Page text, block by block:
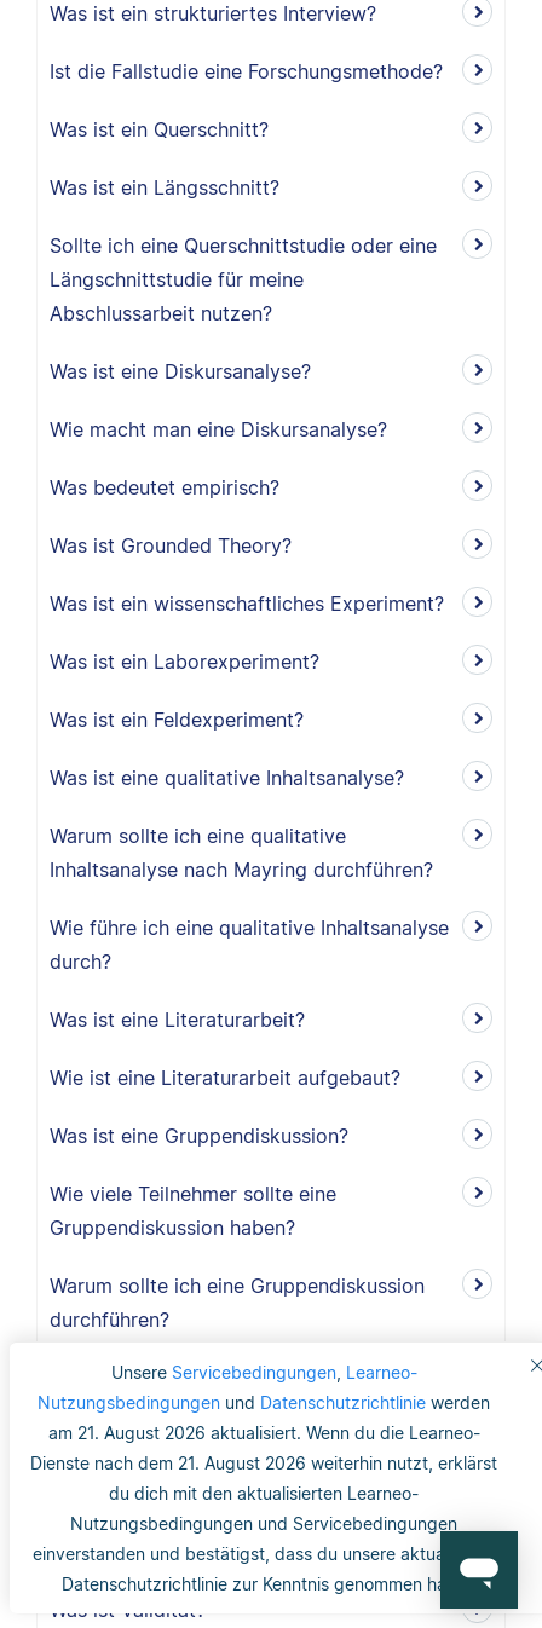
Unsere Servicebedingungen, Learneo-
Nutzungsbedingungen und Datenschutzrichtlinie werden
am 21. August 2026 aktualisiert. Wenn du die Learneo-
Dienste nach dem 21. August 2026 weiterhin nutzt, erklärst
du dich mit den aktualisierten Learneo-
Nutzungsbedingungen und Servicebedingungen
einverstanden und bestätigst, dass du unsere aktualisierte
Datenschutzrichtlinie zur Kenntnis genommen hast.
Was ist ein strukturiertes Interview?
Ist die Fallstudie eine Forschungsmethode?
Was ist ein Querschnitt?
Was ist ein Längsschnitt?
Sollte ich eine Querschnittstudie oder eine
Längschnittstudie für meine
Abschlussarbeit nutzen?
Was ist eine Diskursanalyse?
Wie macht man eine Diskursanalyse?
Was bedeutet empirisch?
Was ist Grounded Theory?
Was ist ein wissenschaftliches Experiment?
Was ist ein Laborexperiment?
Was ist ein Feldexperiment?
Was ist eine qualitative Inhaltsanalyse?
Warum sollte ich eine qualitative
Inhaltsanalyse nach Mayring durchführen?
Wie führe ich eine qualitative Inhaltsanalyse
durch?
Was ist eine Literaturarbeit?
Wie ist eine Literaturarbeit aufgebaut?
Was ist eine Gruppendiskussion?
Wie viele Teilnehmer sollte eine
Gruppendiskussion haben?
Warum sollte ich eine Gruppendiskussion
durchführen?
Wie lang ist der Methodikteil?
Was bedeutet deduktiv und induktiv?
Was bedeutet induktiv?
Was bedeutet deduktiv?
Was ist Validität?